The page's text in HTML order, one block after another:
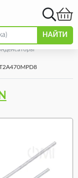
НАЙТИ